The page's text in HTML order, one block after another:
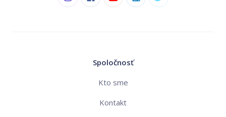
Spoločnosť
Kto sme
Kontakt